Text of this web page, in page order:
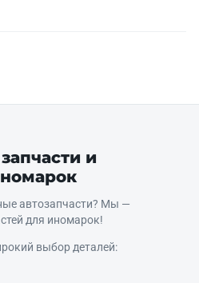
и
автозапчасти? Мы —
для иномарок!
выбор деталей: